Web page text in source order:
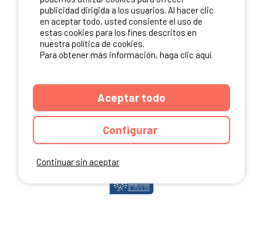
NUESTROS PARTNERS
Continuar sin aceptar
publicidad dirigida a los usuarios. Al hacer clic
en aceptar todo, usted consiente el uso de
estas cookies para los fines descritos en
nuestra política de cookies.
Para obtener más información, haga clic aquí.
Aceptar todo
Configurar